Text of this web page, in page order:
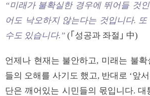
“미래가 불확실한 경우에 뛰어들 것
어도 낙오하지 않는다는 것입니다. 또
수도 있습니다.” (｢성공과 좌절｣ 中)
언제나 현재는 불안하고, 미래는 불
들의 오해를 사기도 했고, 반대로 ‘앞
단은 깨어있는 시민들의 몫입니다.